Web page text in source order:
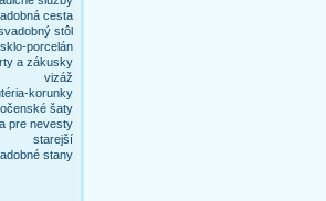
cesta
stôl
sklo-porcelán
a zákusky
vizáž
korunky
šaty
pre nevesty
starejší
stany